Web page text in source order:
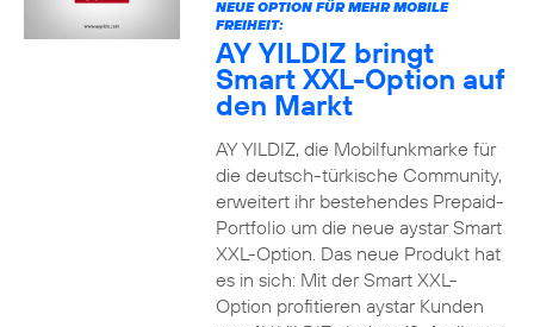
NEUE OPTION FÜR MEHR MOBILE
FREIHEIT:
AY YILDIZ bringt
Smart XXL-Option auf
den Markt
AY YILDIZ, die Mobilfunkmarke für
die deutsch-türkische Community,
erweitert ihr bestehendes Prepaid-
Portfolio um die neue aystar Smart
XXL-Option. Das neue Produkt hat
es in sich: Mit der Smart XXL-
Option profitieren aystar Kunden